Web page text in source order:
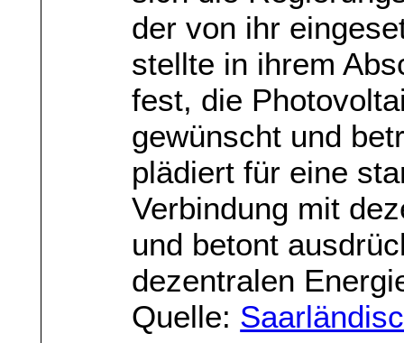
der von ihr
stellte in ihrem
fest, die
gewünscht und
plädiert für eine
Verbindung mit
und betont
dezentralen
Quelle: